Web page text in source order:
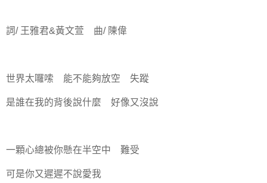
詞/ 王雅君&黃文萱 曲/ 陳偉
世界太囉嗦 能不能夠放空 失蹤
是誰在我的背後說什麼 好像又沒說
一顆心總被你懸在半空中 難受
可是你又遲遲不說愛我